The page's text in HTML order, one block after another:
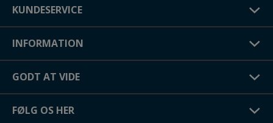
KUNDESERVICE
INFORMATION
GODT AT VIDE
FØLG OS HER